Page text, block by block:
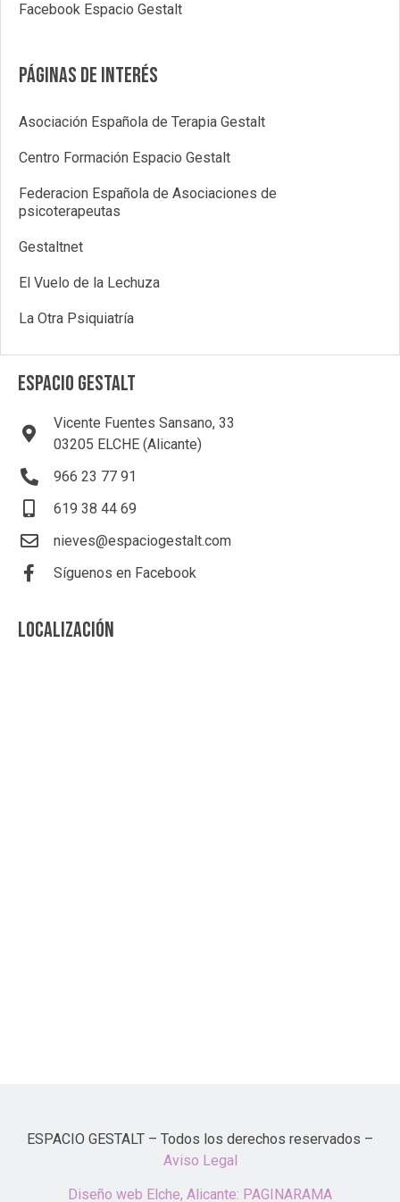
Facebook Espacio Gestalt
Páginas de interés
Asociación Española de Terapia Gestalt
Centro Formación Espacio Gestalt
Federacion Española de Asociaciones de
psicoterapeutas
Gestaltnet
El Vuelo de la Lechuza
La Otra Psiquiatría
ESPACIO GESTALT
Vicente Fuentes Sansano, 33
03205 ELCHE (Alicante)
966 23 77 91
619 38 44 69
nieves@espaciogestalt.com
Síguenos en Facebook
LOCALIZACIÓN
ESPACIO GESTALT – Todos los derechos reservados –
Aviso Legal
Diseño web Elche, Alicante: PAGINARAMA